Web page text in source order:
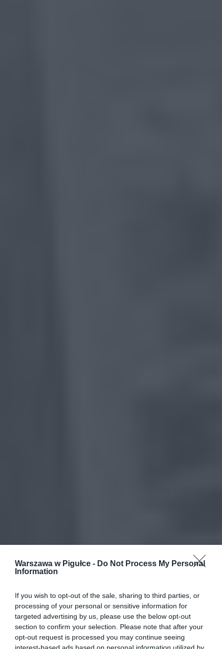
Warszawa w Pigułce - Do Not Process My Personal
Information
If you wish to opt-out of the sale, sharing to third parties, or
processing of your personal or sensitive information for
targeted advertising by us, please use the below opt-out
section to confirm your selection. Please note that after your
opt-out request is processed you may continue seeing